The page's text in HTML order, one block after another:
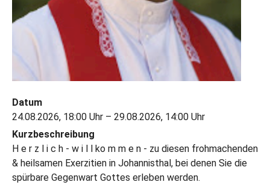
Datum
24.08.2026, 18:00 Uhr – 29.08.2026, 14:00 Uhr
Kurzbeschreibung
H e r z l i c h - w i l l ko m m e n - zu diesen frohmachenden
& heilsamen Exerzitien in Johannisthal, bei denen Sie die
spürbare Gegenwart Gottes erleben werden.